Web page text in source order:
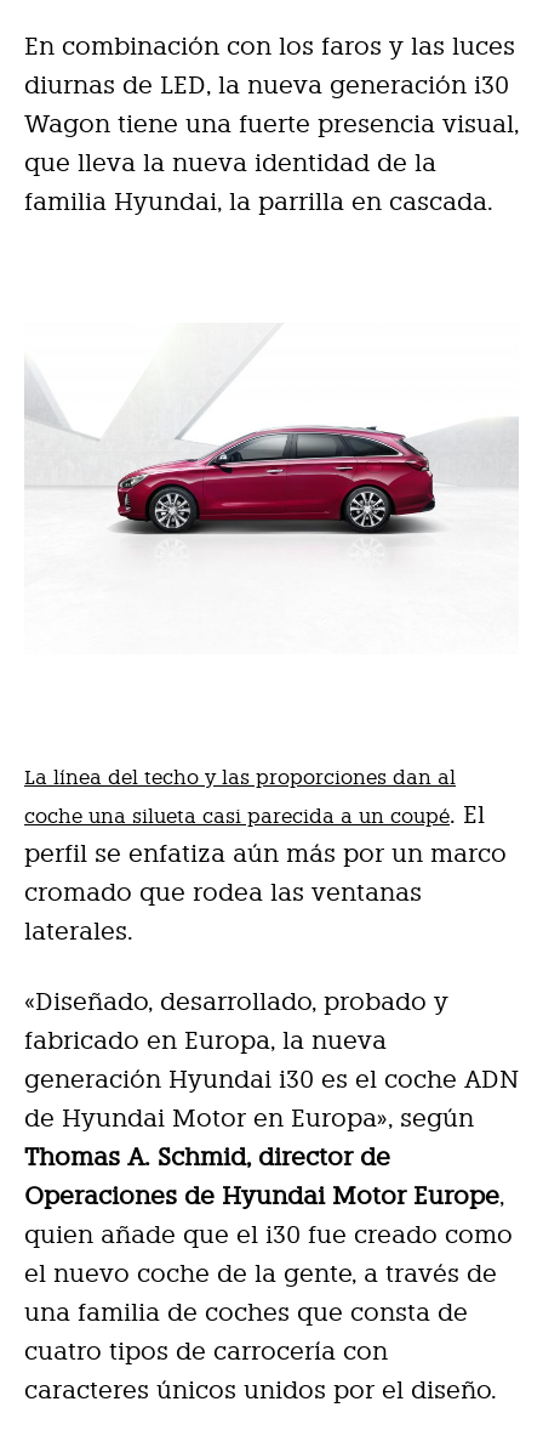
En combinación con los faros y las luces
diurnas de LED, la nueva generación i30
Wagon tiene una fuerte presencia visual,
que lleva la nueva identidad de la
familia Hyundai, la parrilla en cascada.
La línea del techo y las proporciones dan al
coche una silueta casi parecida a un coupé. El
perfil se enfatiza aún más por un marco
cromado que rodea las ventanas
laterales.
«Diseñado, desarrollado, probado y
fabricado en Europa, la nueva
generación Hyundai i30 es el coche ADN
de Hyundai Motor en Europa», según
Thomas A. Schmid, director de
Operaciones de Hyundai Motor Europe,
quien añade que el i30 fue creado como
el nuevo coche de la gente, a través de
una familia de coches que consta de
cuatro tipos de carrocería con
caracteres únicos unidos por el diseño.